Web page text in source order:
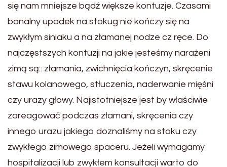
się nam mniejsze bądź większe kontuzje. Czasami
banalny upadek na stokug nie kończy się na
zwykłym siniaku a na złamanej nodze cz ręce. Do
najczęstszych kontuzji na jakie jesteśmy narażeni
zimą są:: złamania, zwichnięcia kończyn, skręcenie
stawu kolanowego, stłuczenia, naderwanie mięśni
czy urazy głowy. Najistotniejsze jest by właściwie
zareagować podczas złamani, skręcenia czy
innego urazu jakiego doznaliśmy na stoku czy
zwykłego zimowego spaceru. Jeżeli wymagamy
hospitalizacji lub zwykłem konsultacji warto do